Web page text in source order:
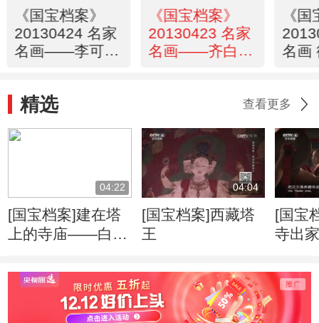
《国宝档案》
20130424 名家
名画——李可染
《国宝档案》
20130423 名家
名画——齐白石
《
名画
精选 查看更多
04:22
[国宝档案]建在塔
上的寺庙——白居
04:04
[国宝档案]西藏塔
王
[国宝
寺出